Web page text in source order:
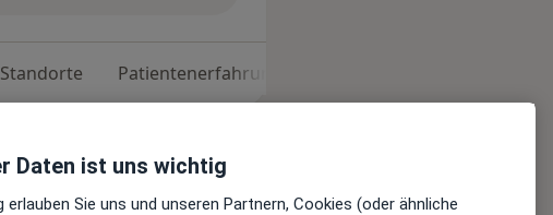
Standorte Patientenerfahrungen
Daten ist uns wichtig
Sie uns und unseren Partnern, Cookies (oder ähnliche